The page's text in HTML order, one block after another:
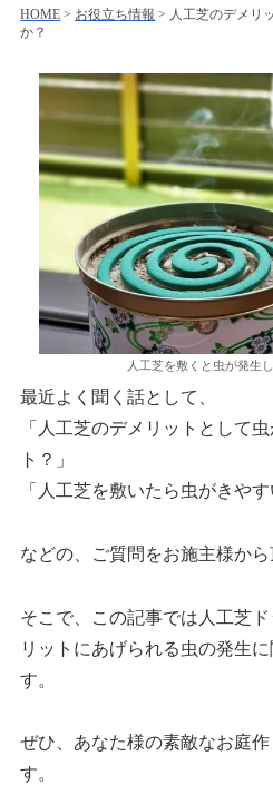
HOME > お役立ち情報 > 人工芝のデメリ
か？
人工芝を敷くと虫が発生
最近よく聞く話として、
「人工芝のデメリットとして
ト？」
「人工芝を敷いたら虫がきやす
などの、ご質問をお施主様から
そこで、この記事では人工芝
リットにあげられる虫の発生
す。
ぜひ、あなた様の素敵なお庭
す。